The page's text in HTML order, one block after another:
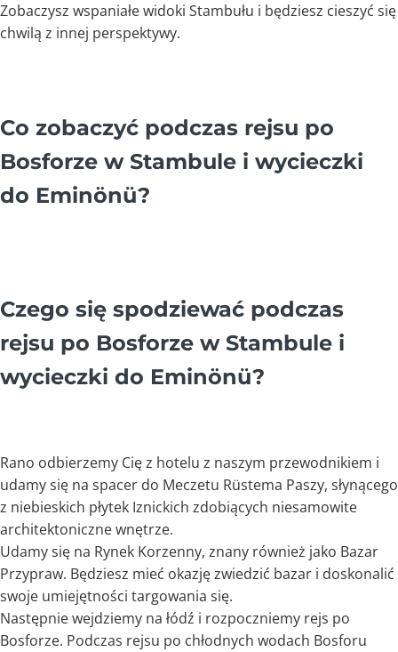
Zobaczysz wspaniałe widoki Stambułu i będziesz cieszyć się
chwilą z innej perspektywy.
Co zobaczyć podczas rejsu po
Bosforze w Stambule i wycieczki
do Eminönü?
Czego się spodziewać podczas
rejsu po Bosforze w Stambule i
wycieczki do Eminönü?
Rano odbierzemy Cię z hotelu z naszym przewodnikiem i
udamy się na spacer do Meczetu Rüstema Paszy, słynącego
z niebieskich płytek Iznickich zdobiących niesamowite
architektoniczne wnętrze.
Udamy się na Rynek Korzenny, znany również jako Bazar
Przypraw. Będziesz mieć okazję zwiedzić bazar i doskonalić
swoje umiejętności targowania się.
Następnie wejdziemy na łódź i rozpoczniemy rejs po
Bosforze. Podczas rejsu po chłodnych wodach Bosforu